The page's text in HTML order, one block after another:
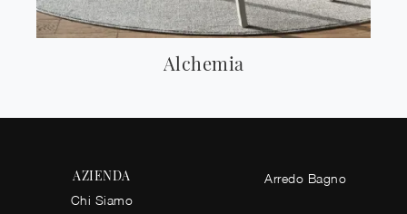
Alchemia
AZIENDA
Chi Siamo
Arredo Bagno